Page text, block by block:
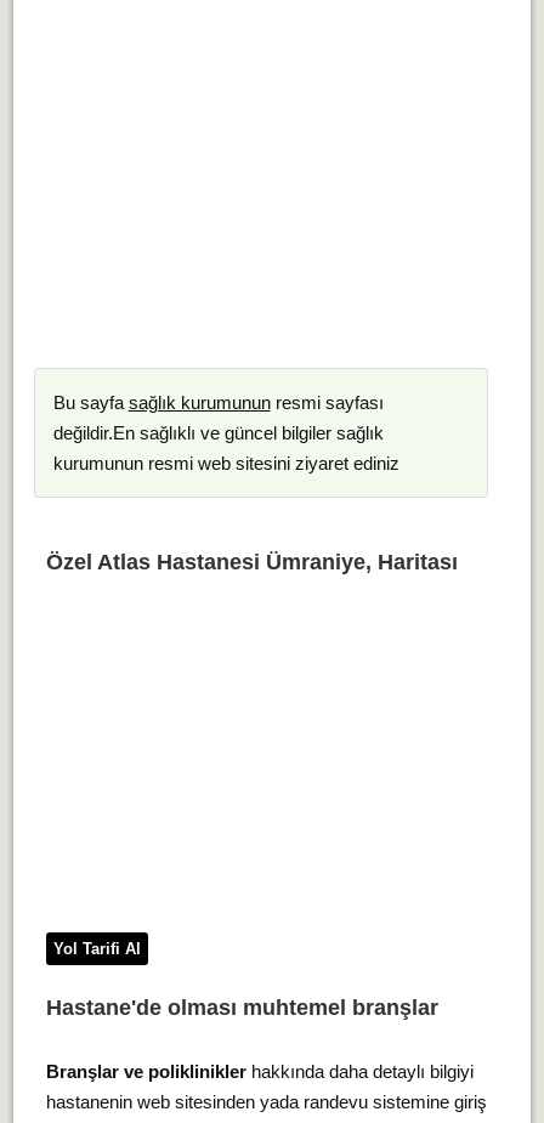
Bu sayfa sağlık kurumununresmi sayfası
değildir.En sağlıklı ve güncel bilgiler sağlık
kurumunun resmi web sitesini ziyaret ediniz
Özel Atlas Hastanesi Ümraniye, Haritası
Yol Tarifi Al
Hastane'de olması muhtemel branşlar
Branşlar ve polikliniklerhakkında daha detaylı bilgiyi
hastanenin web sitesinden yada randevu sistemine giriş